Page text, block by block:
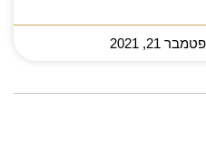
21, 2021